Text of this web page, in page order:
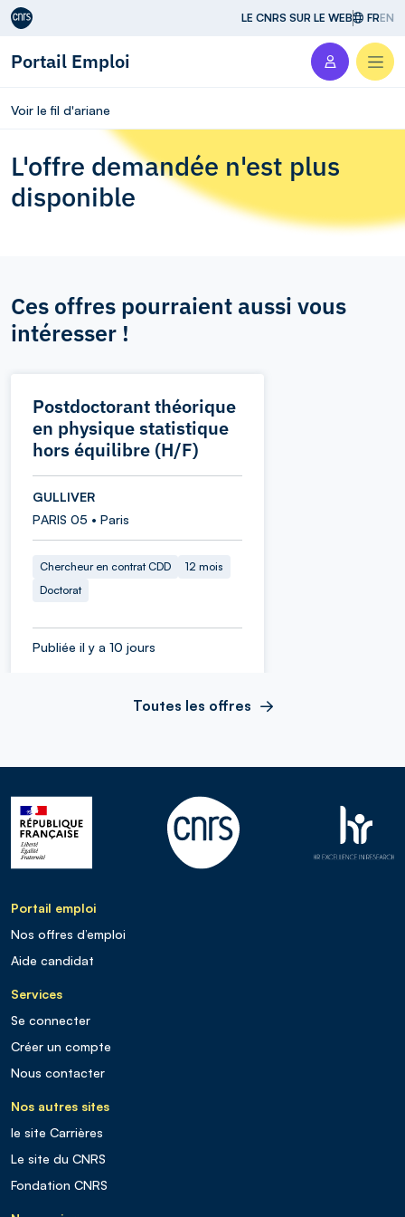
Aller au contenu LE CNRS SUR LE WEB FREN
Portail Emploi
Voir le fil d'ariane
L'offre demandée n'est plus
disponible
Ces offres pourraient aussi vous
intéresser !
Postdoctorant théorique
en physique statistique
hors équilibre (H/F)
GULLIVER
PARIS 05 • Paris
Chercheur en contrat CDD
12 mois
Doctorat
Publiée il y a 10 jours
Toutes les offres
Portail emploi
Nos offres d’emploi
Aide candidat
Services
Se connecter
Créer un compte
Nous contacter
Nos autres sites
le site Carrières
Le site du CNRS
Fondation CNRS